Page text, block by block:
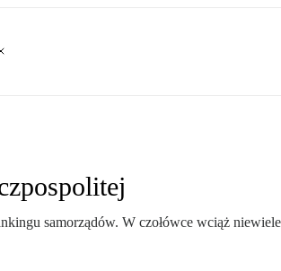
samorządów. W czołówce wciąż